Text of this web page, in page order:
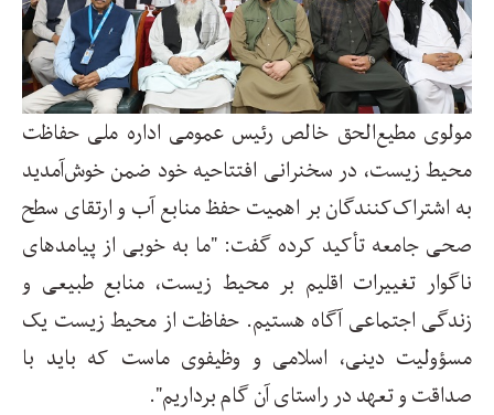
مولوی مطیع‌الحق خالص رئیس عمومی اداره ملی حفاظت
محیط زیست، در سخنرانی افتتاحیه خود ضمن خوش‌آمدید
به اشتراک‌کنندگان بر اهمیت حفظ منابع آب و ارتقای سطح
صحی جامعه تأکید کرده گفت: "ما به خوبی از پیامدهای
ناگوار تغییرات اقلیم بر محیط زیست، منابع طبیعی و
زندگی اجتماعی آگاه هستیم. حفاظت از محیط زیست یک
مسؤولیت دینی، اسلامی و وظیفوی ماست که باید با
صداقت و تعهد در راستای آن گام برداریم."